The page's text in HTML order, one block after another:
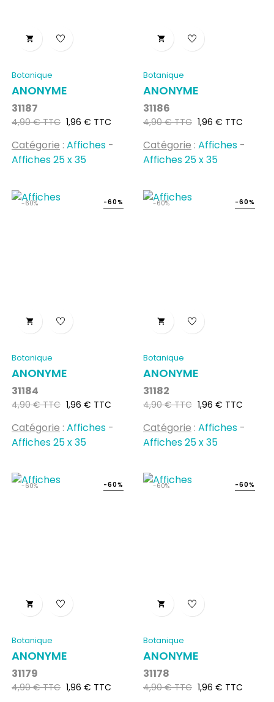

Botanique
ANONYME
31187
Prix
4,90 € TTC Prix
1,96 € TTC
Catégorie : Affiches -
Affiches 25 x 35

Botanique
ANONYME
31186
Prix
4,90 € TTC Prix
1,96 € TTC
Catégorie : Affiches -
Affiches 25 x 35
-60%

Botanique
ANONYME
31184
Prix
4,90 € TTC
-60%
Prix
1,96 € TTC
Catégorie : Affiches -
Affiches 25 x 35
-60%

Botanique
ANONYME
31182
Prix
4,90 € TTC
-60%
Prix
1,96 € TTC
Catégorie : Affiches -
Affiches 25 x 35
-60%

Botanique
ANONYME
31179
Prix
4,90 € TTC
-60%
Prix
1,96 € TTC
-60%

Botanique
ANONYME
31178
Prix
4,90 € TTC
-60%
Prix
1,96 € TTC